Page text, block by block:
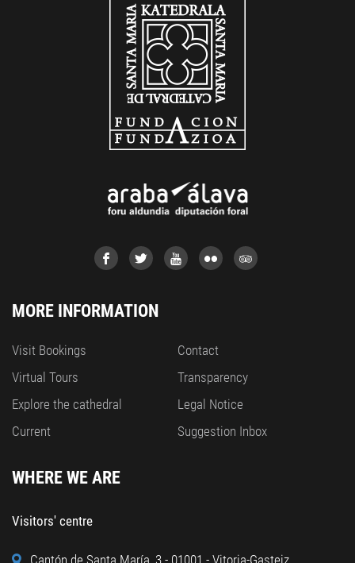
MORE INFORMATION
Visit Bookings
Virtual Tours
Explore the cathedral
Current
Contact
Transparency
Legal Notice
Suggestion Inbox
WHERE WE ARE
Visitors' centre
Cantón de Santa María, 3 - 01001 - Vitoria-Gasteiz